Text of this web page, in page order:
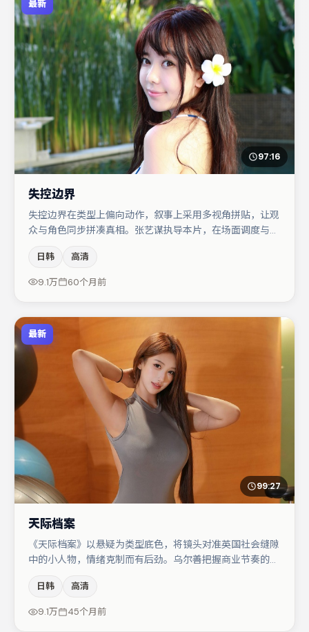
最新
97:16
失控边界
失控边界在类型上偏向动作，叙事上采用多视角拼贴，让观
众与角色同步拼凑真相。张艺谋执导本片，在场面调度与表
括胡歌、菅田将晖、木村拓哉等，角色动机前后呼应，适合
喜欢抠台词与伏笔的观众。整体完成度较高，适合周末一口
日韩 高清
9.1万 60个月前
最新
99:27
天际档案
《天际档案》以悬疑为类型底色，将镜头对准英国社会缝隙
中的小人物，情绪克制而有后劲。乌尔善把握商业节奏的同
包括段奕宏、秦海璐、周迅等，角色动机前后呼应，适合喜
欢抠台词与伏笔的观众。若你偏爱强类型与清晰主线，这部
日韩 高清
9.1万 45个月前